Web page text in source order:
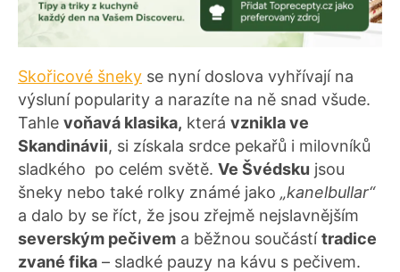
Skořicové šneky se nyní doslova vyhřívají na
výsluní popularity a narazíte na ně snad všude.
Tahle voňavá klasika, která vznikla ve
Skandinávii, si získala srdce pekařů i milovníků
sladkého po celém světě. Ve Švédsku jsou
šneky nebo také rolky známé jako „kanelbullar“
a dalo by se říct, že jsou zřejmě nejslavnějším
severským pečivem a běžnou součástítradice
zvané fika – sladké pauzy na kávu s pečivem.